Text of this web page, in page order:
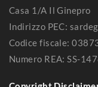
Casa 1/A Il Ginepro
Indirizzo PEC:
Codice fiscale:
Numero REA: SS-